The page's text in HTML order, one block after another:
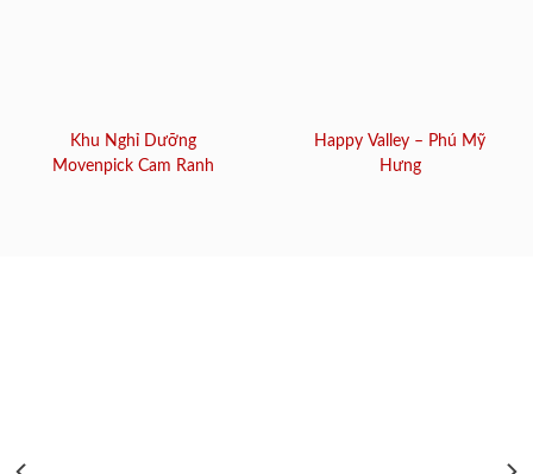
Khu Nghỉ Dưỡng
Movenpick Cam Ranh
Happy Valley – Phú Mỹ
Hưng